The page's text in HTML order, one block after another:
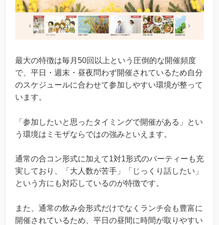
最大の特徴は毎月50回以上という圧倒的な開催頻度
で、平日・週末・昼夜問わず開催されているため自分
のスケジュールに合わせて参加しやすい環境が整って
います。
「参加したいと思ったタイミングで開催がある」とい
う環境はミモザならではの強みといえます。
通常の合コン形式に加えて1対1形式のパーティーも充
実しており、「大人数が苦手」「じっくり話したい」
という方にも対応しているのが特徴です。
また、通常の飲み会形式だけでなくランチ会も豊富に
開催されているため、平日の昼間に時間が取りやすい